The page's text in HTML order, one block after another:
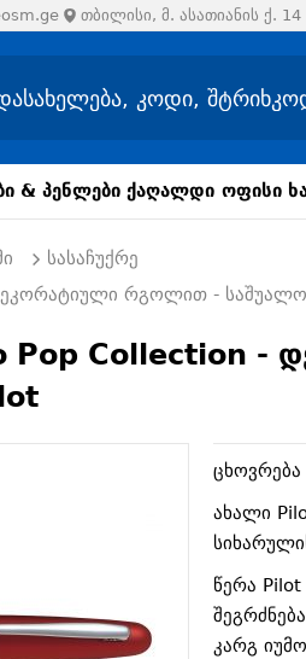
თბილისი, მ. ასათიანის ქ. 14
& პენლები ქაღალდი ოფისი
სასაჩუქრე
რგოლით -
Pop Collection -
ცხოვრება
ახალი
წერა
კარგ